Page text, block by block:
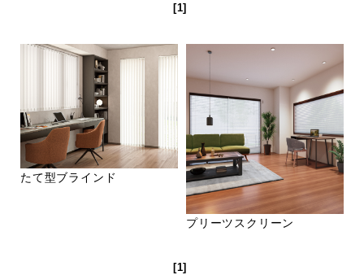
[1]
たて型ブラインド
プリーツスクリーン
[1]